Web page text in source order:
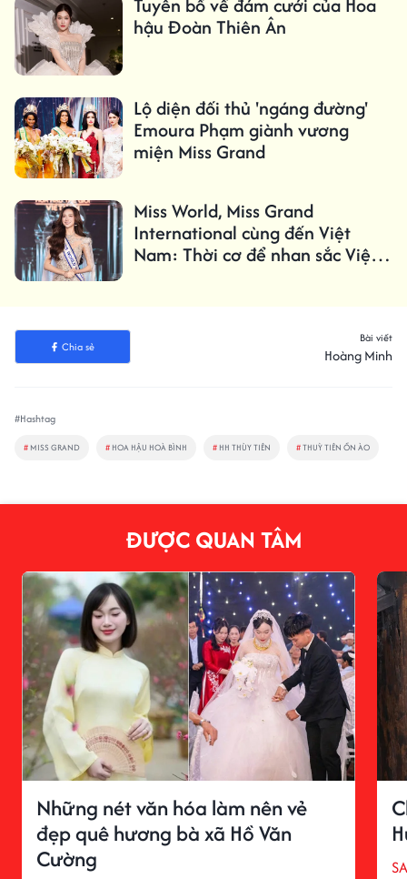
hậu Đoàn Thiên Ân
Lộ diện đối thủ 'ngáng đường'
Emoura Phạm giành vương
miện Miss Grand
Miss World, Miss Grand
International cùng đến Việt
Nam: Thời cơ để nhan sắc Việt
Chia sẻ
Bài viết
Hoàng Minh
#Hashtag
# MISS GRAND # HOA HẬU HOÀ BÌNH # HH THÙY TIÊN #THUỲ TIÊN ỒN ÀO
ĐƯỢC QUAN TÂM
Những nét văn hóa làm nên vẻ
đẹp quê hương bà xã Hồ Văn
Cường